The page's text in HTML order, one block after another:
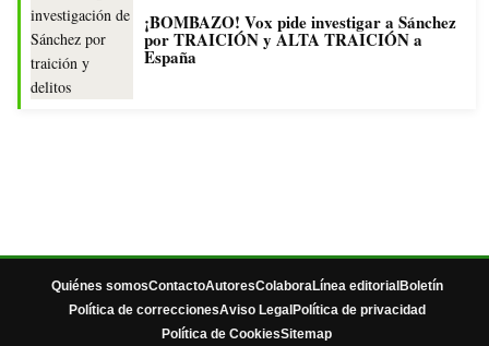
¡BOMBAZO! Vox pide investigar a Sánchez
por TRAICIÓN y ALTA TRAICIÓN a
España
Quiénes somosContactoAutoresColaboraLínea editorial Boletín
Política de correccionesAviso Legal Política de privacidad
Política de CookiesSitemap